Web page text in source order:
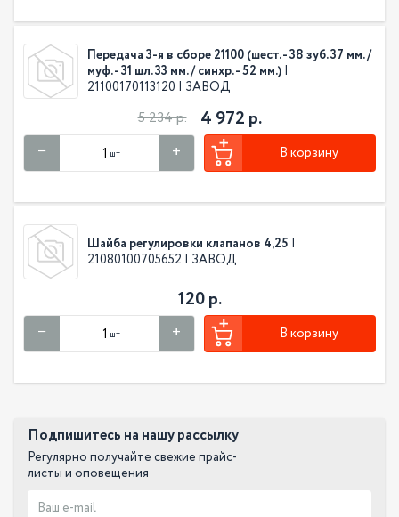
Передача 3-я в сборе 21100 (шест. - 38 зуб. 37 мм. /
муф. - 31 шл. 33 мм. / синхр. - 52 мм.) |
21100170113120 | ЗАВОД
5 234 р. 4 972 р.
шт В корзину
Шайба регулировки клапанов 4,25 |
21080100705652 | ЗАВОД
120 р.
шт В корзину
Подпишитесь на нашу рассылку
Регулярно получайте свежие прайс-
листы и оповещения